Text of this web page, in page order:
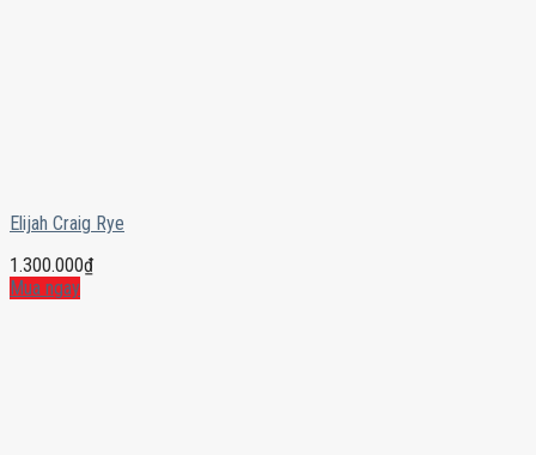
Elijah Craig Rye
1.300.000₫
Mua ngay